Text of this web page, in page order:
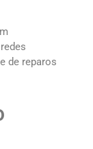
de reparos